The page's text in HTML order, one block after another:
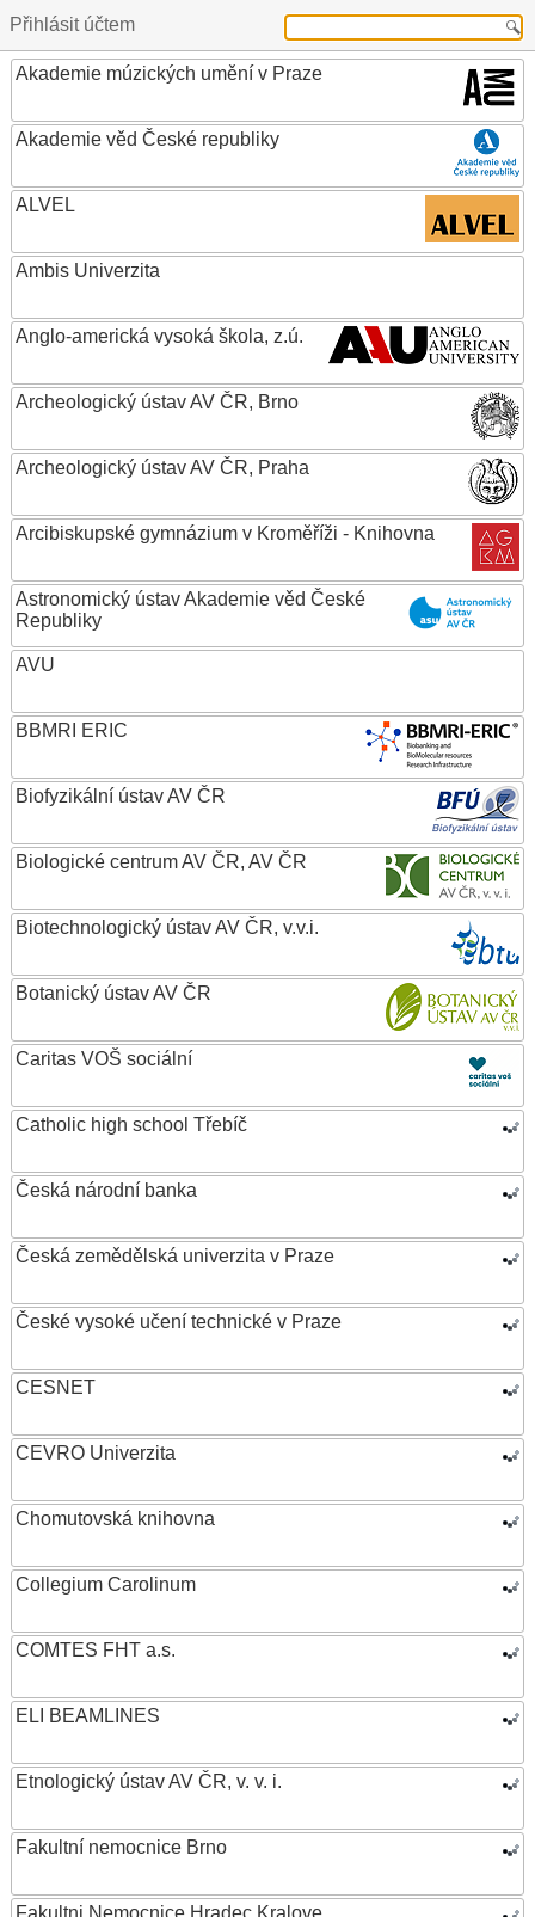
Přihlásit účtem
Akademie múzických umění v Praze
Akademie věd České republiky
ALVEL
Ambis Univerzita
Anglo-americká vysoká škola, z.ú.
Archeologický ústav AV ČR, Brno
Archeologický ústav AV ČR, Praha
Arcibiskupské gymnázium v Kroměříži - Knihovna
Astronomický ústav Akademie věd České
Republiky
AVU
BBMRI ERIC
Biofyzikální ústav AV ČR
Biologické centrum AV ČR, AV ČR
Biotechnologický ústav AV ČR, v.v.i.
Botanický ústav AV ČR
Caritas VOŠ sociální
Catholic high school Třebíč
Česká národní banka
Česká zemědělská univerzita v Praze
České vysoké učení technické v Praze
CESNET
CEVRO Univerzita
Chomutovská knihovna
Collegium Carolinum
COMTES FHT a.s.
ELI BEAMLINES
Etnologický ústav AV ČR, v. v. i.
Fakultní nemocnice Brno
Fakultni Nemocnice Hradec Kralove